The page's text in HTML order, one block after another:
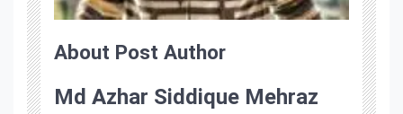
About Post Author
Md Azhar Siddique Mehraz